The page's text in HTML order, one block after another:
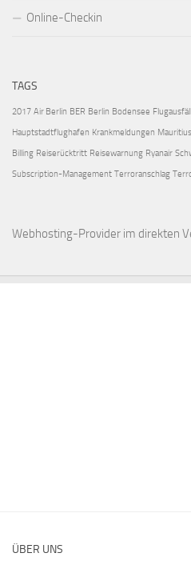
Online-Checkin
TAGS
2017 Air Berlin BER Berlin Bodensee
Hauptstadtflughafen Krankmeldungen Mauritius
Billing Reiserücktritt Reisewarnung Ryanair
Subscription-Management Terroranschlag
Webhosting-Provider im direkten
ÜBER UNS